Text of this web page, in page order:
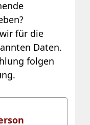
für die
Daten.
folgen